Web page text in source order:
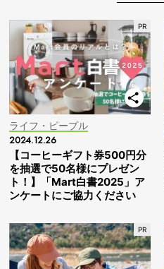
ライフ・ピープル
2024.12.26
【コーヒーギフト券500円分
を抽選で50名様にプレゼン
ト！】「Mart白書2025」ア
ンケートにご協力ください